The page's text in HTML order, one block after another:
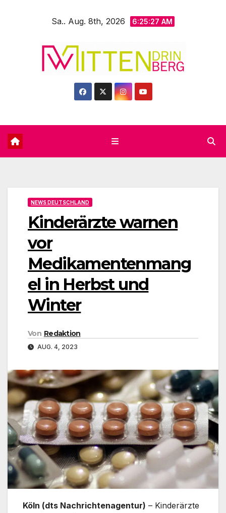
Sa.. Aug. 8th, 2026 6:25:29 AM
NEWS DEUTSCHLAND
Kinderärzte warnen
vor
Medikamentenmang
el in Herbst und
Winter
Von Redaktion
AUG. 4, 2023
Köln (dts Nachrichtenagentur) – Kinderärzte